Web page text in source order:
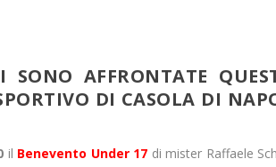
SONO AFFRONTATE
DI CASOLA DI
il Benevento Under 17 di mister Raffaele